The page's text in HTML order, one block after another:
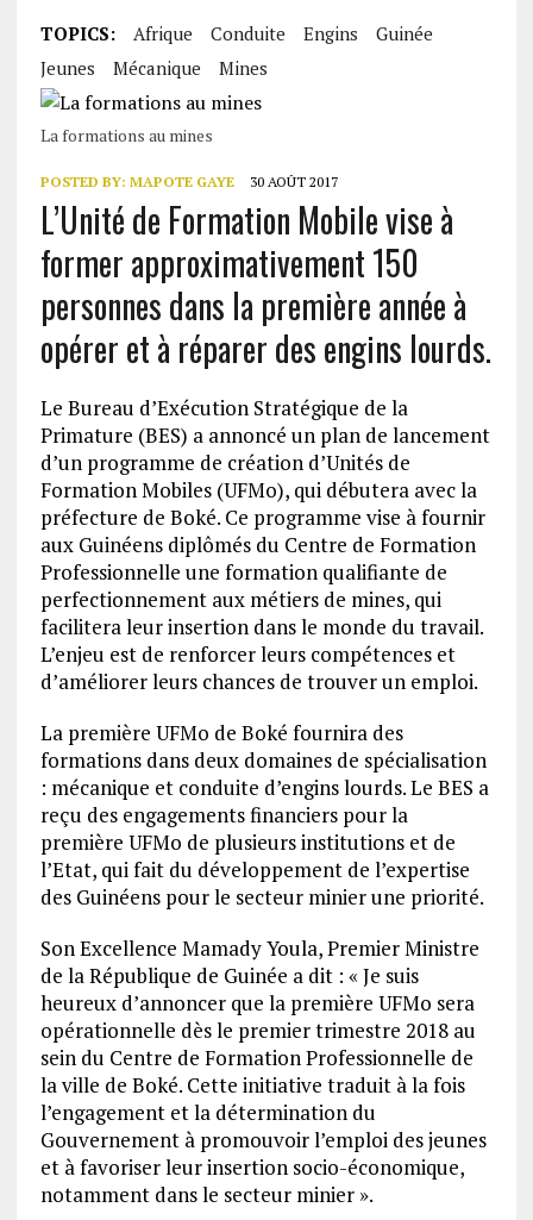
TOPICS: Afrique Conduite Engins
Guinée
Jeunes
Mécanique Mines
La formations au mines
POSTED BY: MAPOTE GAYE 30 AOÛT 2017
L’Unité de Formation Mobile vise à
former approximativement 150
personnes dans la première année à
opérer et à réparer des engins lourds.
Le Bureau d’Exécution Stratégique de la
Primature (BES) a annoncé un plan de lancement
d’un programme de création d’Unités de
Formation Mobiles (UFMo), qui débutera avec la
préfecture de Boké. Ce programme vise à fournir
aux Guinéens diplômés du Centre de Formation
Professionnelle une formation qualifiante de
perfectionnement aux métiers de mines, qui
facilitera leur insertion dans le monde du travail.
L’enjeu est de renforcer leurs compétences et
d’améliorer leurs chances de trouver un emploi.
La première UFMo de Boké fournira des
formations dans deux domaines de spécialisation
: mécanique et conduite d’engins lourds. Le BES a
reçu des engagements financiers pour la
première UFMo de plusieurs institutions et de
l’Etat, qui fait du développement de l’expertise
des Guinéens pour le secteur minier une priorité.
Son Excellence Mamady Youla, Premier Ministre
de la République de Guinée a dit : « Je suis
heureux d’annoncer que la première UFMo sera
opérationnelle dès le premier trimestre 2018 au
sein du Centre de Formation Professionnelle de
la ville de Boké. Cette initiative traduit à la fois
l’engagement et la détermination du
Gouvernement à promouvoir l’emploi des jeunes
et à favoriser leur insertion socio-économique,
notamment dans le secteur minier ».